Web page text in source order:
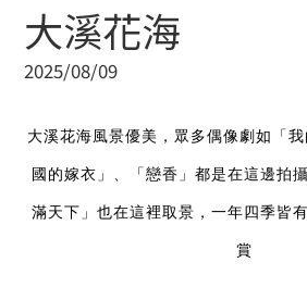
大溪花海
2025/08/09
大溪花海風景優美，眾多偶像劇如「
國的嫁衣」、「戀香」都是在這邊拍
滿天下」也在這裡取景，一年四季皆
賞